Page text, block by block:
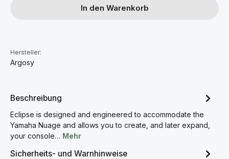
In den Warenkorb
Hersteller:
Argosy
Beschreibung
Eclipse is designed and engineered to accommodate the
Yamaha Nuage and allows you to create, and later expand,
your console… Mehr
Sicherheits- und Warnhinweise